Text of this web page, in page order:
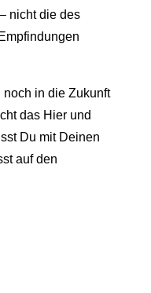
nicht die des
in die Zukunft
das Hier und
Du mit Deinen
auf den